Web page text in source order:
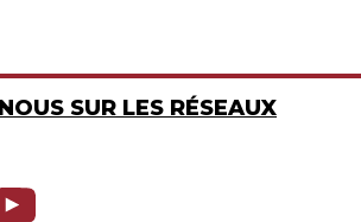
SUR LES RÉSEAUX